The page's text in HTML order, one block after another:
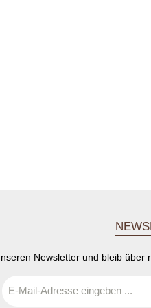
Newsletter und bleib über
Mail-